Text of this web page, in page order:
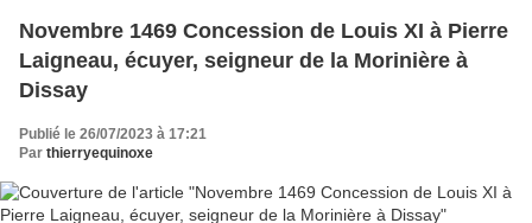
Novembre 1469 Concession de Louis XI à Pierre
Laigneau, écuyer, seigneur de la Morinière à
Dissay
Publié le 26/07/2023 à 17:21
Par thierryequinoxe